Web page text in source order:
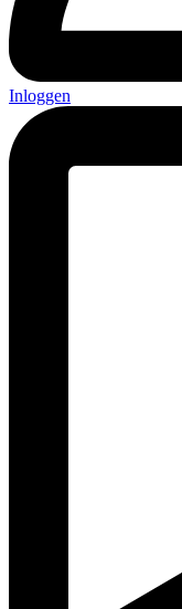
Inloggen